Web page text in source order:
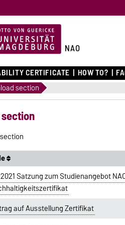
NAO
CERTIFICATE HOW TO?
section
Satzung zum Studienangebot
auf Ausstellung Zertifikat